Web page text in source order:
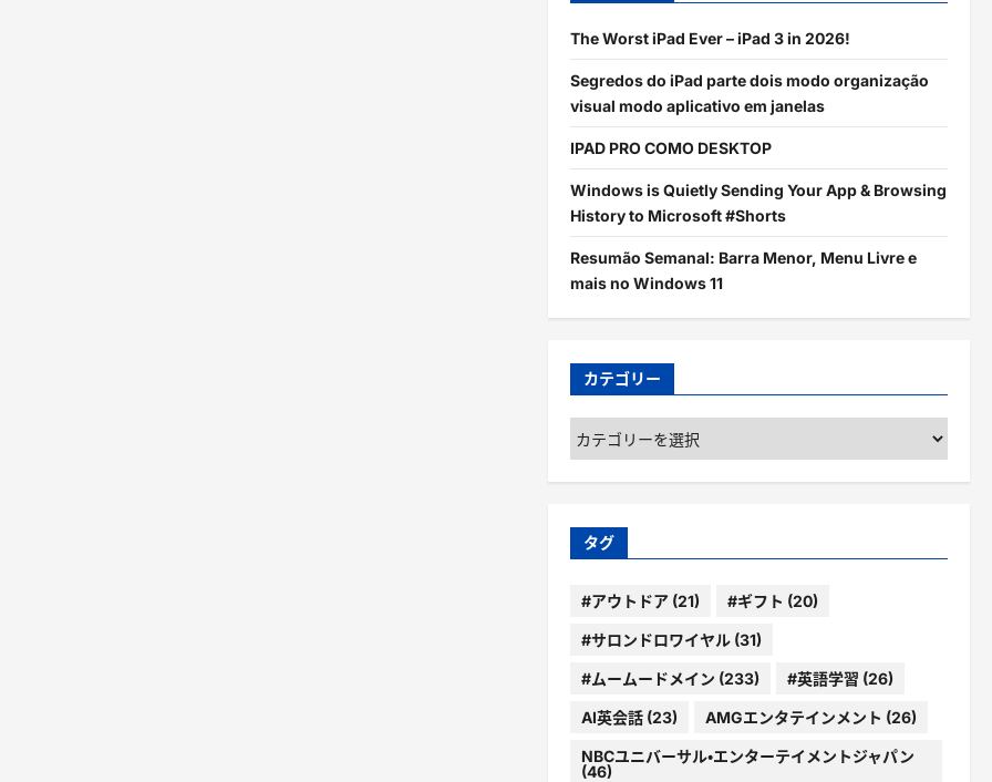
The Worst iPad Ever – iPad 3 in 2026!
Segredos do iPad parte dois modo organização
visual modo aplicativo em janelas
IPAD PRO COMO DESKTOP
Windows is Quietly Sending Your App & Browsing
History to Microsoft #Shorts
Resumão Semanal: Barra Menor, Menu Livre e
mais no Windows 11
カテゴリー
カ
テ
ゴ
ー
タグ
#アウトドア(21) #ギフト (20)
#サロンドロワイヤル(31)
#ムームードメイン (233) #英語学習 (26)
AI英会話(23) AMGエンタテインメント (26)
NBCユニバーサル・エンターテイメントジャパン
(46)